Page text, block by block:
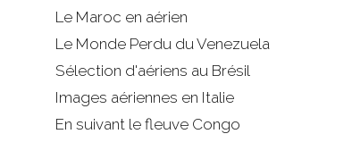
Le Maroc en aérien
Le Monde Perdu du Venezuela
Sélection d'aériens au Brésil
Images aériennes en Italie
En suivant le fleuve Congo